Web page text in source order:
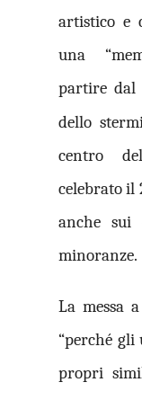
artistico e
una
partire dal
dello
centro
celebrato il
anche
minoranze.
La messa
“perché
propri